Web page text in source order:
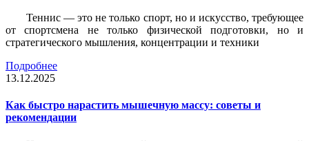
Теннис — это не только спорт, но и искусство, требующее
от спортсмена не только физической подготовки, но и
стратегического мышления, концентрации и техники
Подробнее
13.12.2025
Как быстро нарастить мышечную массу: советы и
рекомендации